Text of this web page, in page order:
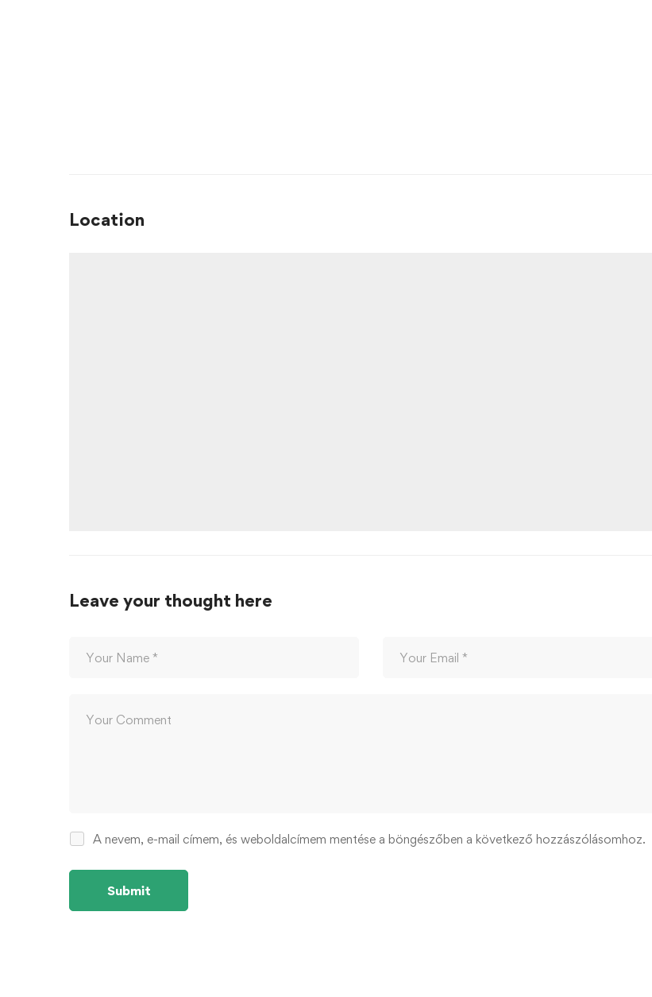
Location
Leave your thought here
A nevem, e-mail címem, és weboldalcímem mentése a böngészőben a következő hozzászólásomhoz.